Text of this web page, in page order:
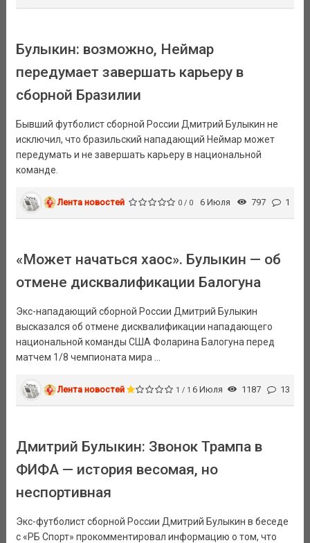
Булыкин: возможно, Неймар
передумает завершать карьеру в
сборной Бразилии
Бывший футболист сборной России Дмитрий Булыкин не
исключил, что бразильский нападающий Неймар может
передумать и не завершать карьеру в национальной
команде.
Лента новостей 0 / 0 6 Июля 797 1
«Может начаться хаос». Булыкин — об
отмене дисквалификации Балогуна
Экс-нападающий сборной России Дмитрий Булыкин
высказался об отмене дисквалификации нападающего
национальной команды США Фоларина Балогуна перед
матчем 1/8 чемпионата мира ...
Лента новостей 1 / 1 6 Июля 1187 13
Дмитрий Булыкин: Звонок Трампа в
ФИФА — история весомая, но
неспортивная
Экс-футболист сборной России Дмитрий Булыкин в беседе
с «РБ Спорт» прокомментировал информацию о том, что